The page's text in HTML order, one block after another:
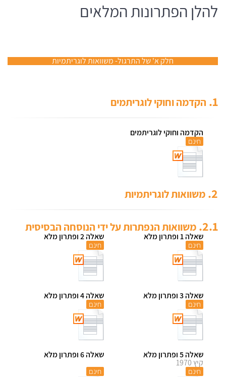
להלן הפתרונות המלאים
חלק א' של התרגול- משוואות לוגריתמיות
1. הקדמה וחוקי לוגריתמים
הקדמה וחוקי לוגריתמים
חינם
2. משוואות לוגריתמיות
2.1. משוואות הנפתרות על ידי הנוסחה הבסיסית
שאלה 1 ופתרון מלא
חינם
שאלה 2 ופתרון מלא
חינם
שאלה 3 ופתרון מלא
חינם
שאלה 4 ופתרון מלא
חינם
שאלה 5 ופתרון מלא
קיץ 1970
חינם
שאלה 6 ופתרון מלא
חינם